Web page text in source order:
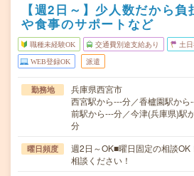
【週2日～】少人数だから
や食事のサポートなど
職種未経験OK 交通費別途支給あり 土
WEB登録OK 派遣
勤務地
兵庫県西宮市
西宮駅から---分／香櫨園駅か
前駅から---分／今津(兵庫県)駅
分
曜日頻度
週2日～OK■曜日固定の相談
相談ください！